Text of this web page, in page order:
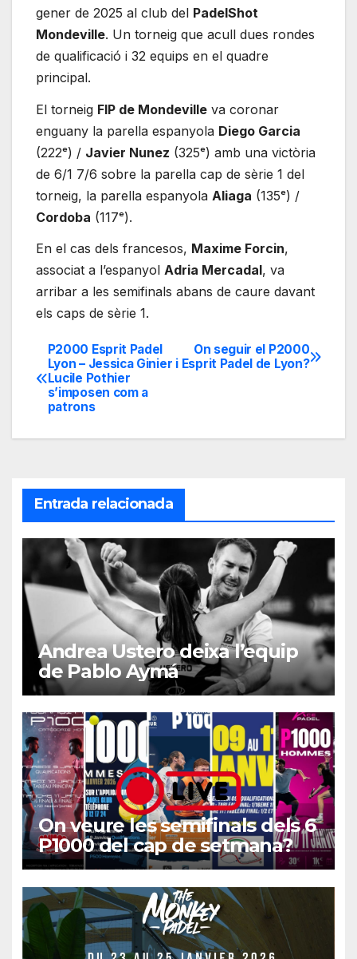
gener de 2025 al club del PadelShot
Mondeville. Un torneig que acull dues rondes
de qualificació i 32 equips en el quadre
principal.
El torneig FIP de Mondeville va coronar
enguany la parella espanyola Diego Garcia
(222ᵉ) / Javier Nunez (325ᵉ) amb una victòria
de 6/1 7/6 sobre la parella cap de sèrie 1 del
torneig, la parella espanyola Aliaga (135ᵉ) /
Cordoba (117ᵉ).
En el cas dels francesos, Maxime Forcin,
associat a l’espanyol Adria Mercadal, va
arribar a les semifinals abans de caure davant
els caps de sèrie 1.
Navegación
de
entradas
On seguir el P2000
Esprit Padel de Lyon?
P2000 Esprit Padel
Lyon – Jessica Ginier i
Lucile Pothier
s’imposen com a
patrons
Entrada relacionada
Andrea Ustero deixa l’equip
de Pablo Aymá
On veure les semifinals dels 6
P1000 del cap de setmana?